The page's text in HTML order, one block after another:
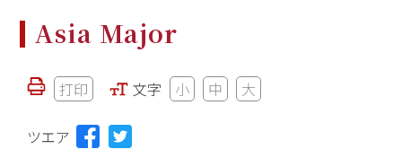
Asia Major
打印 文字 小 中 大
ツエア